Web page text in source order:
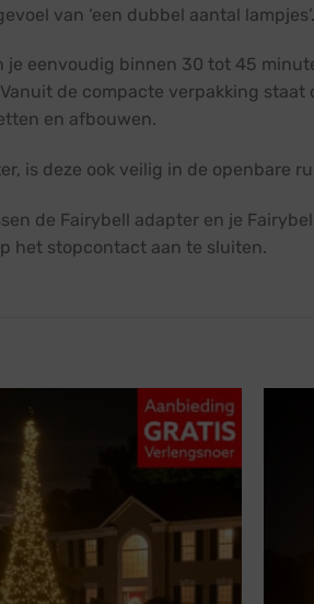
van ‘een dubbel aantal lampjes’.
eenvoudig binnen 30 tot 45
de compacte verpakking staat
en afbouwen.
is deze ook veilig in de openbare
de Fairybell adapter en je
het stopcontact aan te sluiten.